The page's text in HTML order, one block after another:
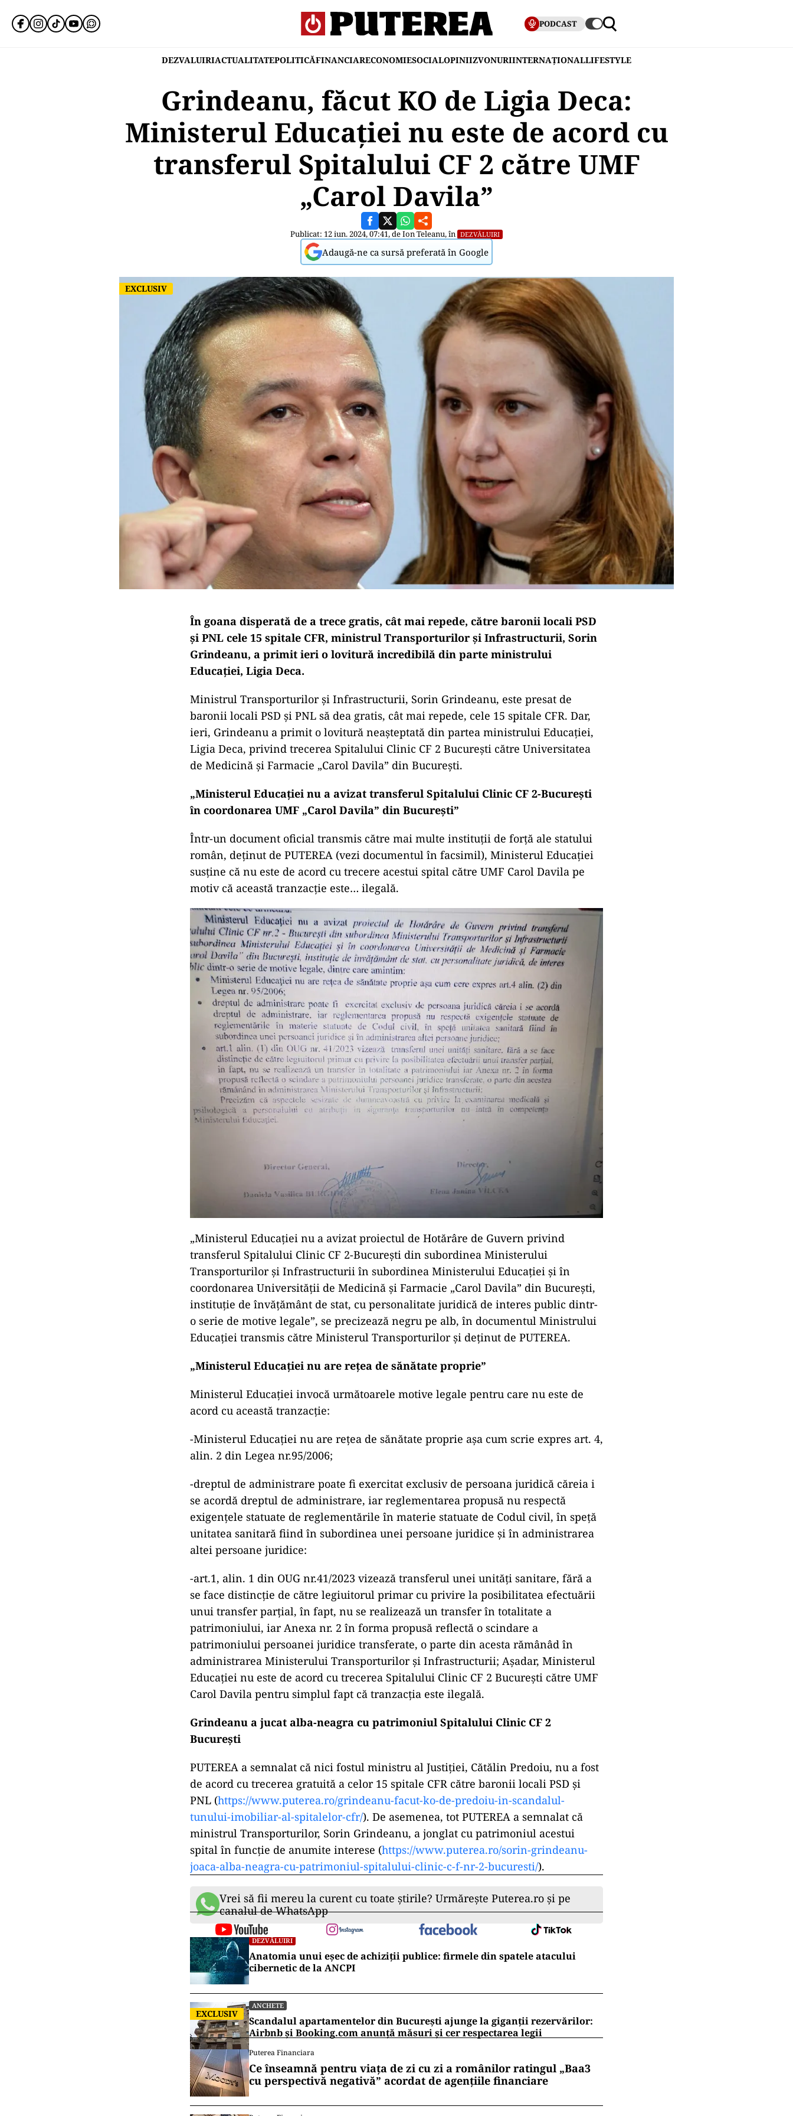
PODCAST
DEZVALUIRIACTUALITATEPOLITICĂFINANCIARECONOMIESOCIALOPINIIZVONURIINTERNAȚIONALLIFESTYLE
Grindeanu, făcut KO de Ligia Deca:
Ministerul Educației nu este de acord cu
transferul Spitalului CF 2 către UMF
„Carol Davila”
Publicat: 12 iun. 2024, 07:41, deIon Teleanu, în DEZVĂLUIRI
Adaugă-ne ca sursă preferată în Google
EXCLUSIV
În goana disperată de a trece gratis, cât mai repede, către baronii locali PSD
și PNL cele 15 spitale CFR, ministrul Transporturilor și Infrastructurii, Sorin
Grindeanu, a primit ieri o lovitură incredibilă din parte ministrului
Educației, Ligia Deca.
Ministrul Transporturilor și Infrastructurii, Sorin Grindeanu, este presat de
baronii locali PSD și PNL să dea gratis, cât mai repede, cele 15 spitale CFR. Dar,
ieri, Grindeanu a primit o lovitură neașteptată din partea ministrului Educației,
Ligia Deca, privind trecerea Spitalului Clinic CF 2 București către Universitatea
de Medicină și Farmacie „Carol Davila” din București.
„Ministerul Educației nu a avizat transferul Spitalului Clinic CF 2-București
în coordonarea UMF „Carol Davila” din București”
Într-un document oficial transmis către mai multe instituții de forță ale statului
român, deținut de PUTEREA (vezi documentul în facsimil), Ministerul Educației
susține că nu este de acord cu trecere acestui spital către UMF Carol Davila pe
motiv că această tranzacție este… ilegală.
„Ministerul Educației nu a avizat proiectul de Hotărâre de Guvern privind
transferul Spitalului Clinic CF 2-București din subordinea Ministerului
Transporturilor și Infrastructurii în subordinea Ministerului Educației și în
coordonarea Universității de Medicină și Farmacie „Carol Davila” din București,
instituție de învățământ de stat, cu personalitate juridică de interes public dintr-
o serie de motive legale”, se precizează negru pe alb, în documentul Ministrului
Educației transmis către Ministerul Transporturilor și deținut de PUTEREA.
„Ministerul Educației nu are rețea de sănătate proprie”
Ministerul Educației invocă următoarele motive legale pentru care nu este de
acord cu această tranzacție:
-Ministerul Educației nu are rețea de sănătate proprie așa cum scrie expres art. 4,
alin. 2 din Legea nr.95/2006;
-dreptul de administrare poate fi exercitat exclusiv de persoana juridică căreia i
se acordă dreptul de administrare, iar reglementarea propusă nu respectă
exigențele statuate de reglementările în materie statuate de Codul civil, în speță
unitatea sanitară fiind în subordinea unei persoane juridice și în administrarea
altei persoane juridice:
-art.1, alin. 1 din OUG nr.41/2023 vizează transferul unei unități sanitare, fără a
se face distincție de către legiuitorul primar cu privire la posibilitatea efectuării
unui transfer parțial, în fapt, nu se realizează un transfer în totalitate a
patrimoniului, iar Anexa nr. 2 în forma propusă reflectă o scindare a
patrimoniului persoanei juridice transferate, o parte din acesta rămânâd în
administrarea Ministerului Transporturilor și Infrastructurii; Așadar, Ministerul
Educației nu este de acord cu trecerea Spitalului Clinic CF 2 București către UMF
Carol Davila pentru simplul fapt că tranzacția este ilegală.
Grindeanu a jucat alba-neagra cu patrimoniul Spitalului Clinic CF 2
București
PUTEREA a semnalat că nici fostul ministru al Justiției, Cătălin Predoiu, nu a fost
de acord cu trecerea gratuită a celor 15 spitale CFR către baronii locali PSD și
PNL (https://www.puterea.ro/grindeanu-facut-ko-de-predoiu-in-scandalul-
tunului-imobiliar-al-spitalelor-cfr/). De asemenea, tot PUTEREA a semnalat că
ministrul Transporturilor, Sorin Grindeanu, a jonglat cu patrimoniul acestui
spital în funcție de anumite interese (https://www.puterea.ro/sorin-grindeanu-
joaca-alba-neagra-cu-patrimoniul-spitalului-clinic-c-f-nr-2-bucuresti/).
Vrei să fii mereu la curent cu toate știrile? Urmărește Puterea.ro și pe
canalul de WhatsApp
DEZVĂLUIRI
Anatomia unui eșec de achiziții publice: firmele din spatele atacului
cibernetic de la ANCPI
EXCLUSIV
ANCHETE
Scandalul apartamentelor din București ajunge la giganții rezervărilor:
Airbnb și Booking.com anunță măsuri și cer respectarea legii
Puterea Financiara
Ce înseamnă pentru viața de zi cu zi a românilor ratingul „Baa3
cu perspectivă negativă” acordat de agențiile financiare